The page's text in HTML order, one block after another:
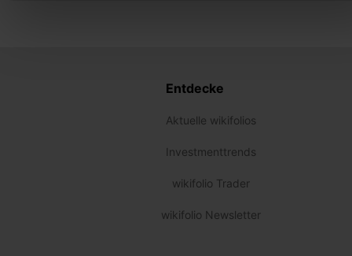
Entdecke
Aktuelle wikifolios
Investmenttrends
wikifolio Trader
wikifolio Newsletter